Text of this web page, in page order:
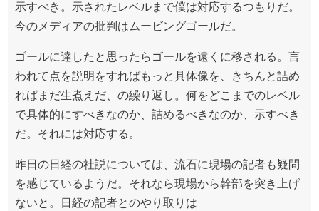
示すべき。示されたレベルまで僕は対応するつもりだ。
今のメディアの批判はムービングゴールだ。
ゴールに達したと思ったらゴールを遠くに移される。言
われて点を説明をすればもっと具体像を、きちんと詰め
ればまだ生煮えだ、の繰り返し。何をどこまでのレベル
で具体的にすべきなのか、詰めるべきなのか、示すべき
だ。それには対応する。
昨日の日経の社説については、流石に現場の記者も疑問
を感じているようだ。それなら現場から幹部を突き上げ
ないと。日経の記者とのやり取りは